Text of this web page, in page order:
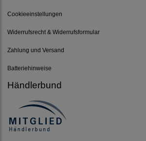
Cookieeinstellungen
Widerrufsrecht & Widerrufsformular
Zahlung und Versand
Batteriehinweise
Händlerbund